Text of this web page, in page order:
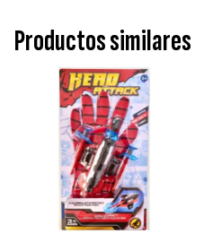
Productos similares